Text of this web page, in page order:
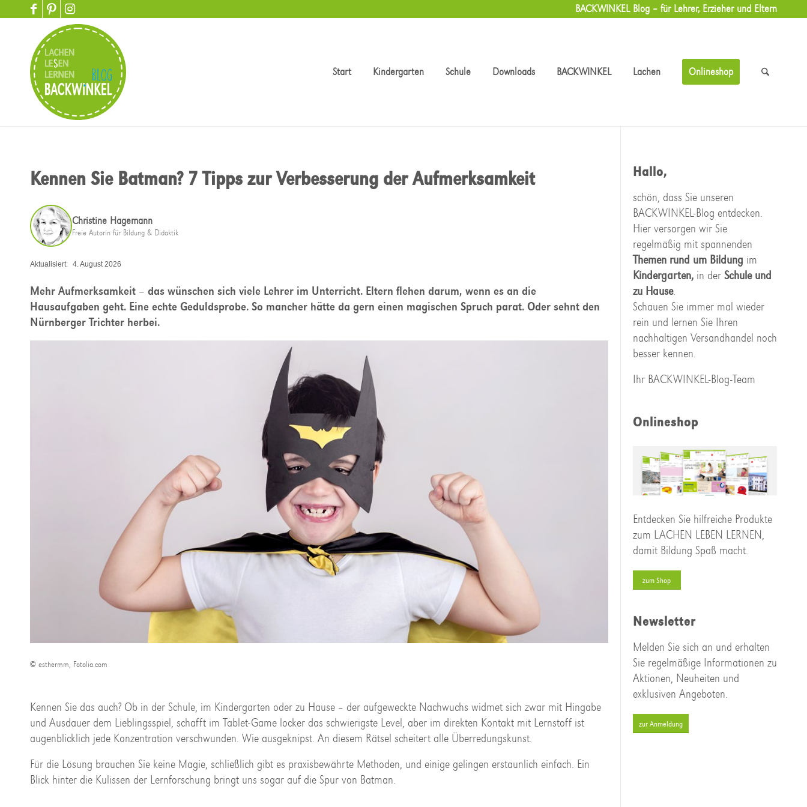
BACKWINKEL Blog – für Lehrer, Erzieher und Eltern
Start Kindergarten Schule Downloads BACKWINKEL Lachen Onlineshop
Kennen Sie Batman? 7 Tipps zur Verbesserung der Aufmerksamkeit
Christine Hagemann
Freie Autorin für Bildung & Didaktik
Aktualisiert: 4. August 2026
Mehr Aufmerksamkeit – das wünschen sich viele Lehrer im Unterricht. Eltern flehen darum, wenn es an die
Hausaufgaben geht. Eine echte Geduldsprobe. So mancher hätte da gern einen magischen Spruch parat. Oder sehnt den
Nürnberger Trichter herbei.
© esthermm, Fotolia.com
Kennen Sie das auch? Ob in der Schule, im Kindergarten oder zu Hause – der aufgeweckte Nachwuchs widmet sich zwar mit Hingabe
und Ausdauer dem Lieblingsspiel, schafft im Tablet-Game locker das schwierigste Level, aber im direkten Kontakt mit Lernstoff ist
augenblicklich jede Konzentration verschwunden. Wie ausgeknipst. An diesem Rätsel scheitert alle Überredungskunst.
Für die Lösung brauchen Sie keine Magie, schließlich gibt es praxisbewährte Methoden, und einige gelingen erstaunlich einfach. Ein
Blick hinter die Kulissen der Lernforschung bringt uns sogar auf die Spur von Batman.
Hallo,
schön, dass Sie unseren
BACKWINKEL-Blog entdecken.
Hier versorgen wir Sie
regelmäßig mit spannenden
Themen rund um Bildung im
Kindergarten,in derSchule und
zu Hause.
Schauen Sie immer mal wieder
rein und lernen Sie Ihren
nachhaltigen Versandhandel noch
besser kennen.
Ihr BACKWINKEL-Blog-Team
Onlineshop
Entdecken Sie hilfreiche Produkte
zum LACHEN LEBEN LERNEN,
damit Bildung Spaß macht.
zum Shop
Newsletter
Melden Sie sich an und erhalten
Sie regelmäßige Informationen zu
Aktionen, Neuheiten und
exklusiven Angeboten.
zur Anmeldung